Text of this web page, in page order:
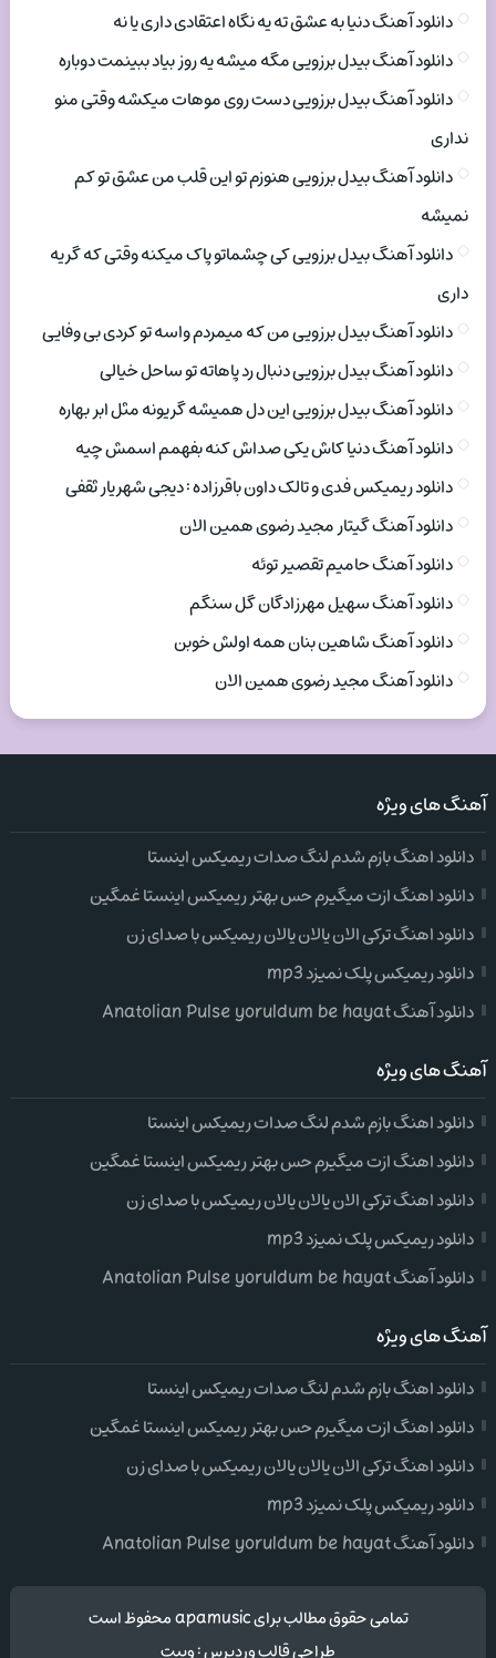
دانلود آهنگ دنیا به عشق ته یه نگاه اعتقادی داری یا نه
دانلود آهنگ بیدل برزویی مگه میشه یه روز بیاد ببینمت دوباره
دانلود آهنگ بیدل برزویی دست روی موهات میکشه وقتی منو
نداری
دانلود آهنگ بیدل برزویی هنوزم تو این قلب من عشق تو کم
نمیشه
دانلود آهنگ بیدل برزویی کی چشماتو پاک میکنه وقتی که گریه
داری
دانلود آهنگ بیدل برزویی من که میمردم واسه تو کردی بی وفایی
دانلود آهنگ بیدل برزویی دنبال رد پاهاته تو ساحل خیالی
دانلود آهنگ بیدل برزویی این دل همیشه گریونه مثل ابر بهاره
دانلود آهنگ دنیا کاش یکی صداش کنه بفهمم اسمش چیه
دانلود ریمیکس فدی و تالک داون باقرزاده : دیجی شهریار ثقفی
دانلود آهنگ گیتار مجید رضوی همین الان
دانلود آهنگ حامیم تقصیر توئه
دانلود آهنگ سهیل مهرزادگان گل سنگم
دانلود آهنگ شاهین بنان همه اولش خوبن
دانلود آهنگ مجید رضوی همین الان
آهنگ های ویژه
دانلود اهنگ بازم شدم لنگ صدات ریمیکس اینستا
دانلود اهنگ ازت میگیرم حس بهتر ریمیکس اینستا غمگین
دانلود اهنگ ترکی الان یالان یالان ریمیکس با صدای زن
دانلود ریمیکس پلک نمیزد mp3
دانلود آهنگ Anatolian Pulse yoruldum be hayat
آهنگ های ویژه
دانلود اهنگ بازم شدم لنگ صدات ریمیکس اینستا
دانلود اهنگ ازت میگیرم حس بهتر ریمیکس اینستا غمگین
دانلود اهنگ ترکی الان یالان یالان ریمیکس با صدای زن
دانلود ریمیکس پلک نمیزد mp3
دانلود آهنگ Anatolian Pulse yoruldum be hayat
آهنگ های ویژه
دانلود اهنگ بازم شدم لنگ صدات ریمیکس اینستا
دانلود اهنگ ازت میگیرم حس بهتر ریمیکس اینستا غمگین
دانلود اهنگ ترکی الان یالان یالان ریمیکس با صدای زن
دانلود ریمیکس پلک نمیزد mp3
دانلود آهنگ Anatolian Pulse yoruldum be hayat
تمامی حقوق مطالب برای apamusic محفوظ است
طراحی قالب وردپرس:وبیت